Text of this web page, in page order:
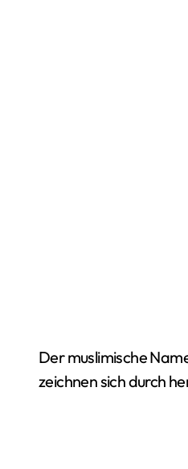
Der muslimische Name Astemir hat sehr interessante Merkmale. Ihre Besitzer sind geistig stark und
zeichnen sich durch